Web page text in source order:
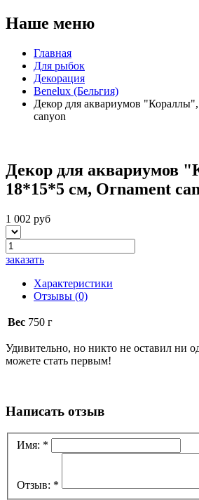
Наше меню
Главная
Для рыбок
Декорация
Benelux (Бельгия)
Декор для аквариумов
canyon
Декор для аквариумов
18*15*5 см, Ornament
1 002 руб
заказать
Характеристики
Отзывы (0)
Вес 750 г
Удивительно, но никто не оставил ни
можете стать первым!
Написать отзыв
Имя: *
Отзыв: *